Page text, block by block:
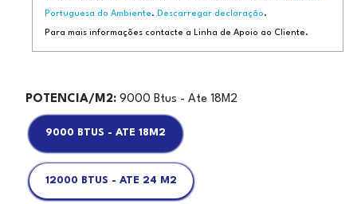
Portuguesa do Ambiente. Descarregar declaração.
Para mais informações contacte a Linha de Apoio ao Cliente.
POTENCIA/M2: 9000 Btus - Ate 18M2
9000 BTUS - ATE 18M2
12000 BTUS - ATE 24 M2